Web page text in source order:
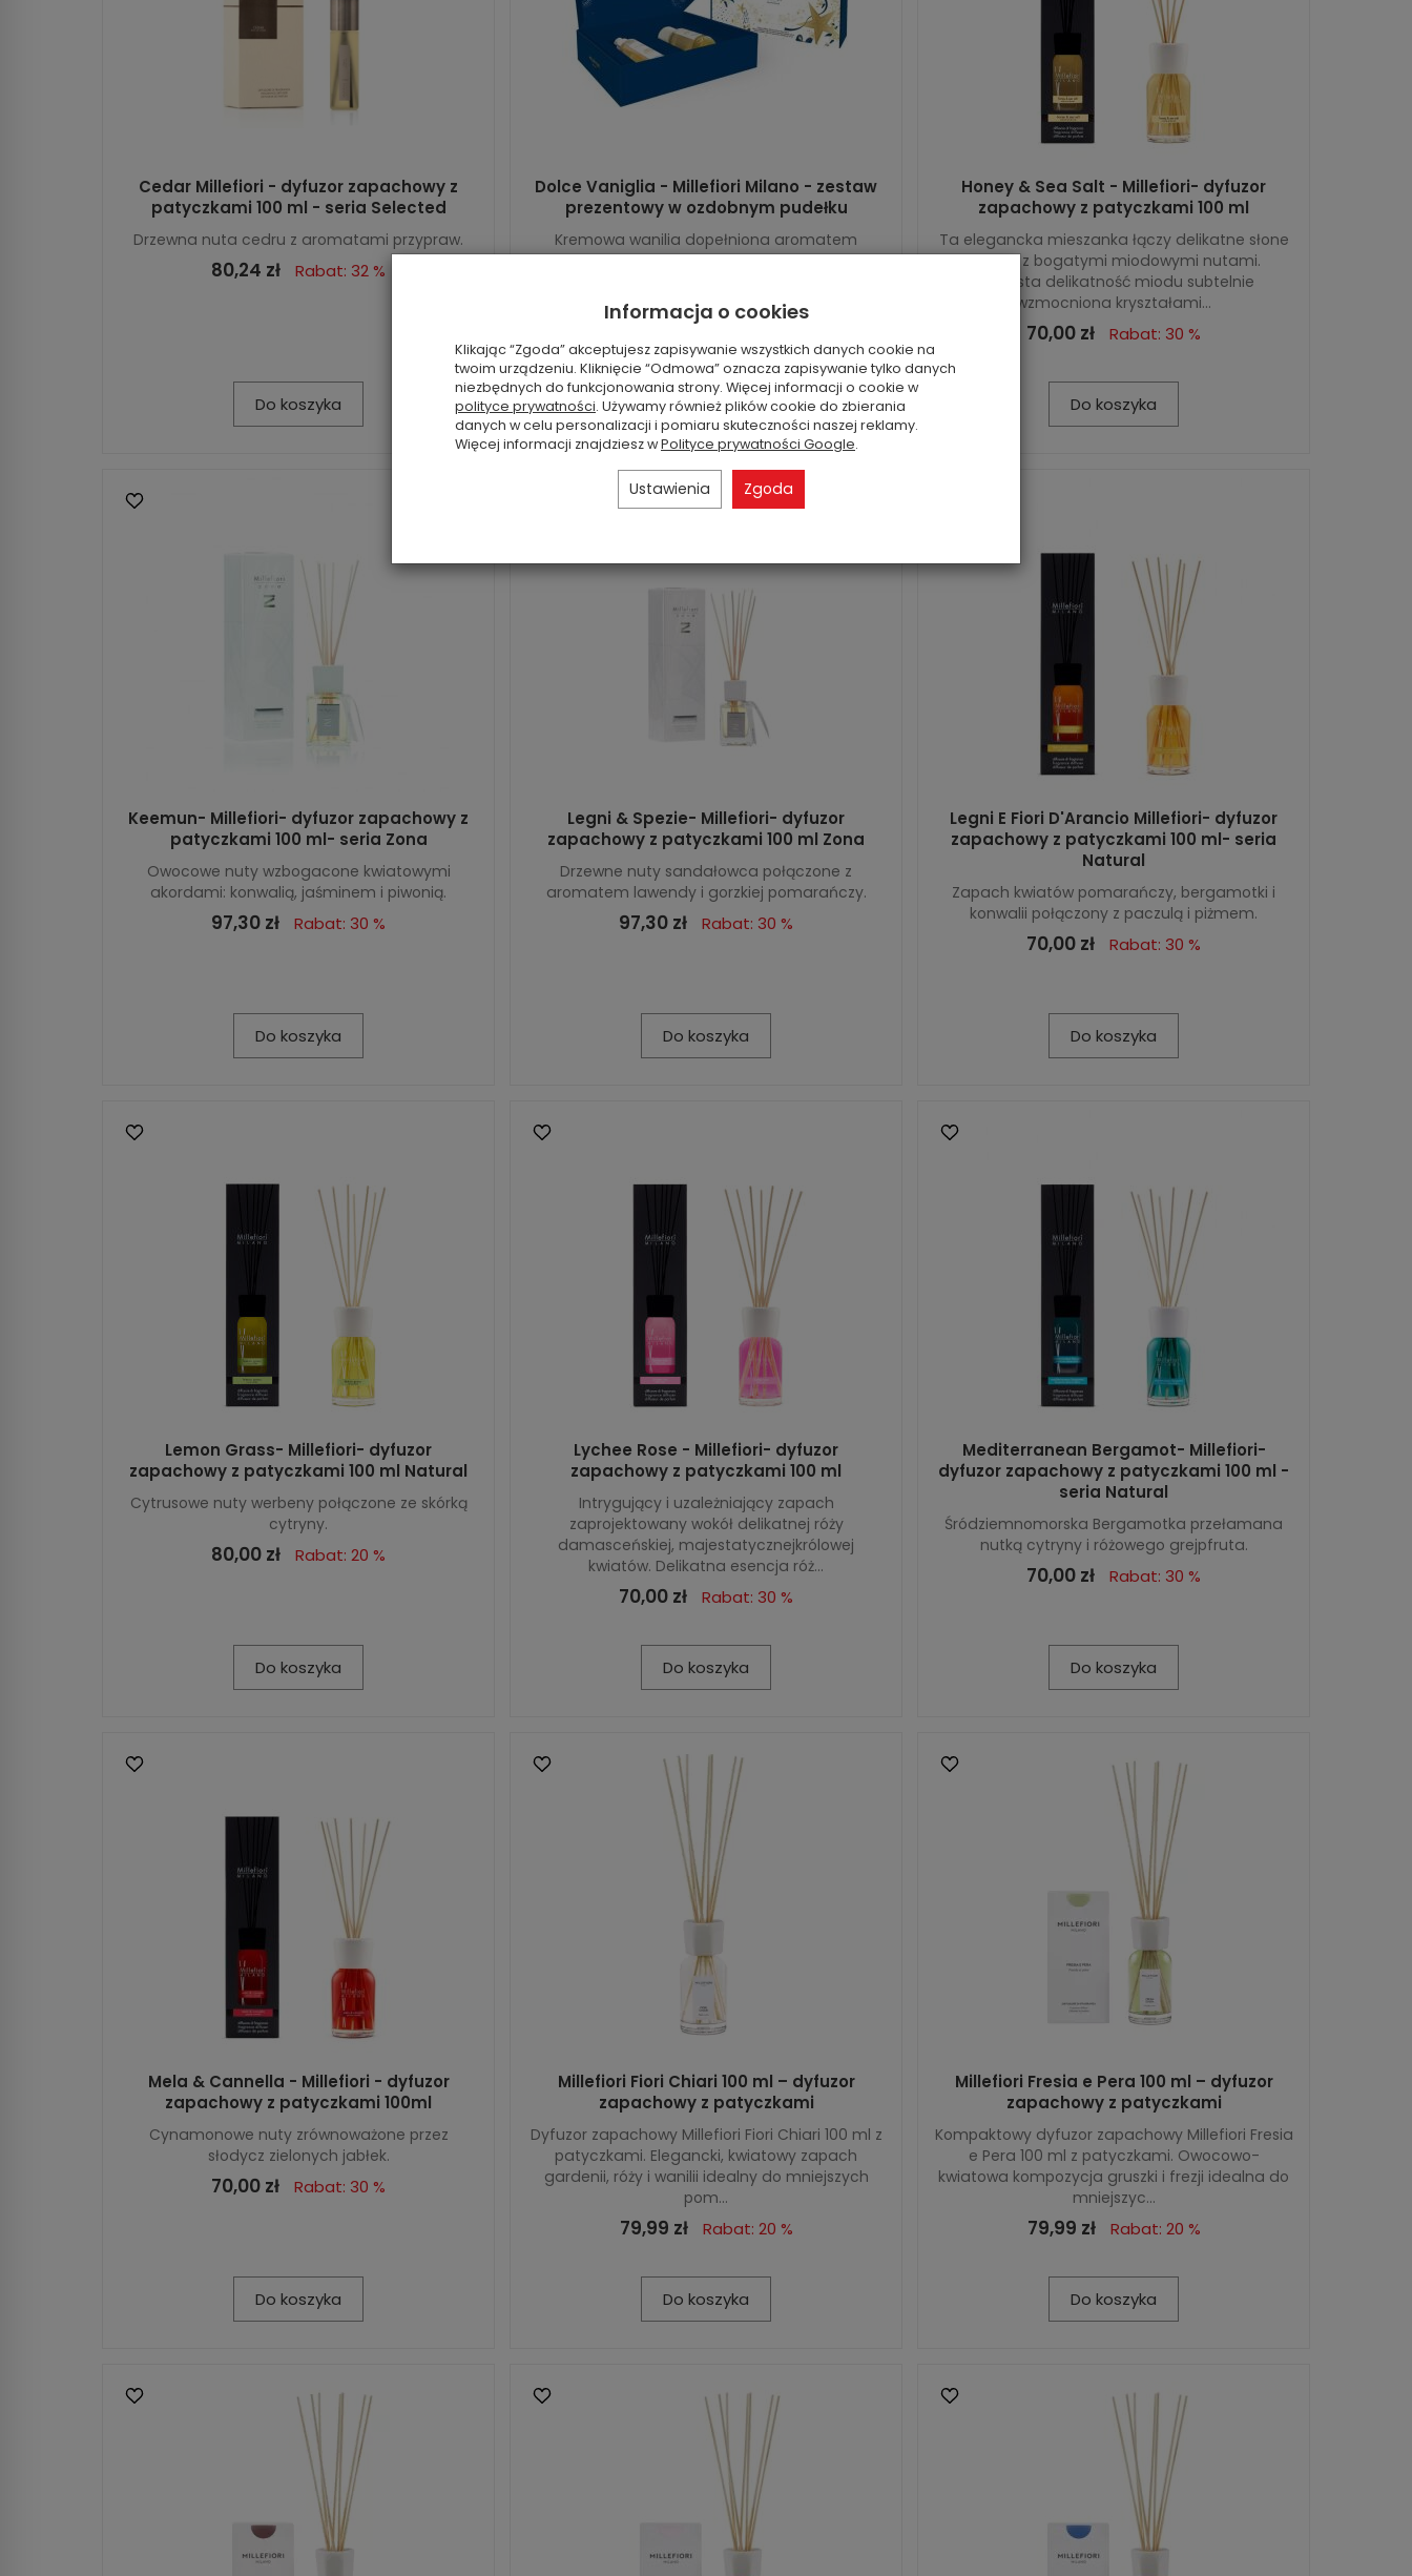
Cedar Millefiori - dyfuzor zapachowy z
patyczkami 100 ml - seria Selected
Drzewna nuta cedru z aromatami przypraw.
80,24 zł Rabat: 32 %
Do koszyka
Dolce Vaniglia - Millefiori Milano - zestaw
prezentowy w ozdobnym pudełku
Kremowa wanilia dopełniona aromatem
orchidei i ziaren Tonka łączy się z subtelną nutą
135,20 zł Rabat: 20 %
Do koszyka
Honey & Sea Salt - Millefiori- dyfuzor
zapachowy z patyczkami 100 ml
Ta elegancka mieszanka łączy delikatne słone
akordy z bogatymi miodowymi nutami.
Soczysta delikatność miodu subtelnie
wzmocniona kryształami...
70,00 zł Rabat: 30 %
Do koszyka
Keemun- Millefiori- dyfuzor zapachowy z
patyczkami 100 ml- seria Zona
Owocowe nuty wzbogacone kwiatowymi
akordami: konwalią, jaśminem i piwonią.
97,30 zł Rabat: 30 %
Do koszyka
Legni & Spezie- Millefiori- dyfuzor
zapachowy z patyczkami 100 ml Zona
Drzewne nuty sandałowca połączone z
aromatem lawendy i gorzkiej pomarańczy.
97,30 zł Rabat: 30 %
Do koszyka
Legni E Fiori D'Arancio Millefiori- dyfuzor
zapachowy z patyczkami 100 ml- seria
Natural
Zapach kwiatów pomarańczy, bergamotki i
konwalii połączony z paczulą i piżmem.
70,00 zł Rabat: 30 %
Do koszyka
Lemon Grass- Millefiori- dyfuzor
zapachowy z patyczkami 100 ml Natural
Cytrusowe nuty werbeny połączone ze skórką
cytryny.
80,00 zł Rabat: 20 %
Do koszyka
Lychee Rose - Millefiori- dyfuzor
zapachowy z patyczkami 100 ml
Intrygujący i uzależniający zapach
zaprojektowany wokół delikatnej róży
damasceńskiej, majestatycznejkrólowej
kwiatów. Delikatna esencja róż...
70,00 zł Rabat: 30 %
Do koszyka
Mediterranean Bergamot- Millefiori-
dyfuzor zapachowy z patyczkami 100 ml -
seria Natural
Śródziemnomorska Bergamotka przełamana
nutką cytryny i różowego grejpfruta.
70,00 zł Rabat: 30 %
Do koszyka
Mela & Cannella - Millefiori - dyfuzor
zapachowy z patyczkami 100ml
Cynamonowe nuty zrównoważone przez
słodycz zielonych jabłek.
70,00 zł Rabat: 30 %
Do koszyka
Millefiori Fiori Chiari 100 ml – dyfuzor
zapachowy z patyczkami
Dyfuzor zapachowy Millefiori Fiori Chiari 100 ml z
patyczkami. Elegancki, kwiatowy zapach
gardenii, róży i wanilii idealny do mniejszych
pom...
79,99 zł Rabat: 20 %
Do koszyka
Millefiori Fresia e Pera 100 ml – dyfuzor
zapachowy z patyczkami
Kompaktowy dyfuzor zapachowy Millefiori Fresia
e Pera 100 ml z patyczkami. Owocowo-
kwiatowa kompozycja gruszki i frezji idealna do
mniejszyc...
79,99 zł Rabat: 20 %
Do koszyka
Informacja o cookies
Klikając “Zgoda” akceptujesz zapisywanie wszystkich danych cookie na
twoim urządzeniu. Kliknięcie “Odmowa” oznacza zapisywanie tylko danych
niezbędnych do funkcjonowania strony. Więcej informacji o cookie w
polityce prywatności. Używamy również plików cookie do zbierania
danych w celu personalizacji i pomiaru skuteczności naszej reklamy.
Więcej informacji znajdziesz wPolityce prywatności Google.
Ustawienia Zgoda